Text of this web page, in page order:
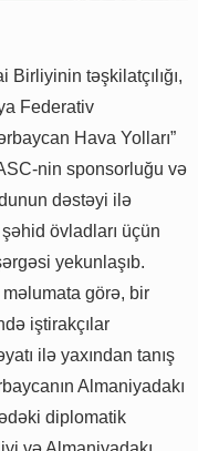
Birliyinin təşkilatçılığı,
Federativ
Hava Yolları”
nin sponsorluğu və
dəstəyi ilə
övladları üçün
yekunlaşıb.
görə, bir
iştirakçılar
ilə yaxından tanış
Almaniyadakı
diplomatik